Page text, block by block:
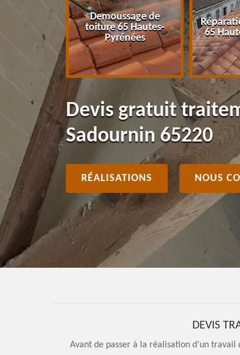
Hautes-
Demoussage de
toiture 65 Hautes-
Pyrénées
65
Devis gratuit
Sadournin 65220
RÉALISATIONS NOUS
DEVIS
Avant de passer à la réalisation d’un